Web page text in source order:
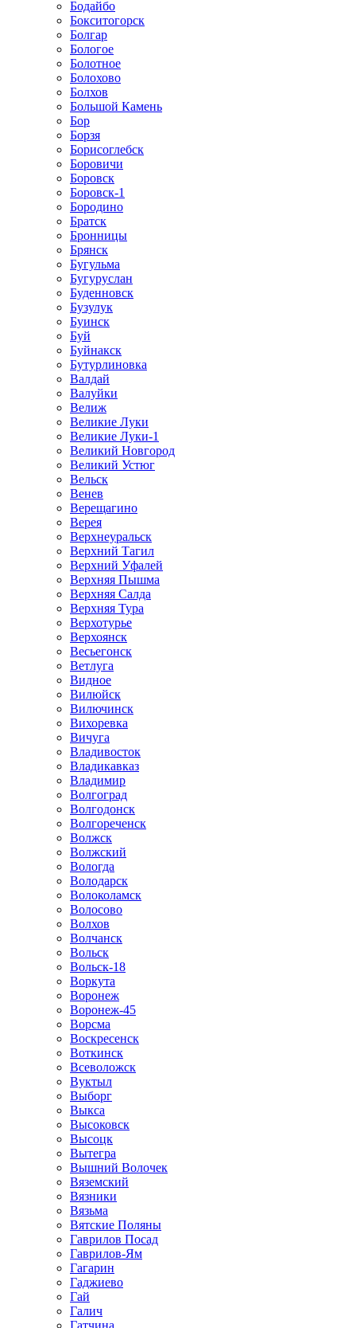
Бодайбо
Бокситогорск
Болгар
Бологое
Болотное
Болохово
Болхов
Большой Камень
Бор
Борзя
Борисоглебск
Боровичи
Боровск
Боровск-1
Бородино
Братск
Бронницы
Брянск
Бугульма
Бугуруслан
Буденновск
Бузулук
Буинск
Буй
Буйнакск
Бутурлиновка
Валдай
Валуйки
Велиж
Великие Луки
Великие Луки-1
Великий Новгород
Великий Устюг
Вельск
Венев
Верещагино
Верея
Верхнеуральск
Верхний Тагил
Верхний Уфалей
Верхняя Пышма
Верхняя Салда
Верхняя Тура
Верхотурье
Верхоянск
Весьегонск
Ветлуга
Видное
Вилюйск
Вилючинск
Вихоревка
Вичуга
Владивосток
Владикавказ
Владимир
Волгоград
Волгодонск
Волгореченск
Волжск
Волжский
Вологда
Володарск
Волоколамск
Волосово
Волхов
Волчанск
Вольск
Вольск-18
Воркута
Воронеж
Воронеж-45
Ворсма
Воскресенск
Воткинск
Всеволожск
Вуктыл
Выборг
Выкса
Высоковск
Высоцк
Вытегра
Вышний Волочек
Вяземский
Вязники
Вязьма
Вятские Поляны
Гаврилов Посад
Гаврилов-Ям
Гагарин
Гаджиево
Гай
Галич
Гатчина